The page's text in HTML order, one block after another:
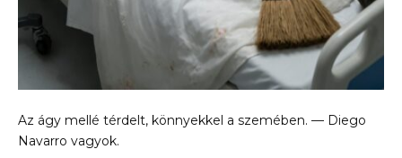
Az ágy mellé térdelt, könnyekkel a szemében. — Diego
Navarro vagyok.